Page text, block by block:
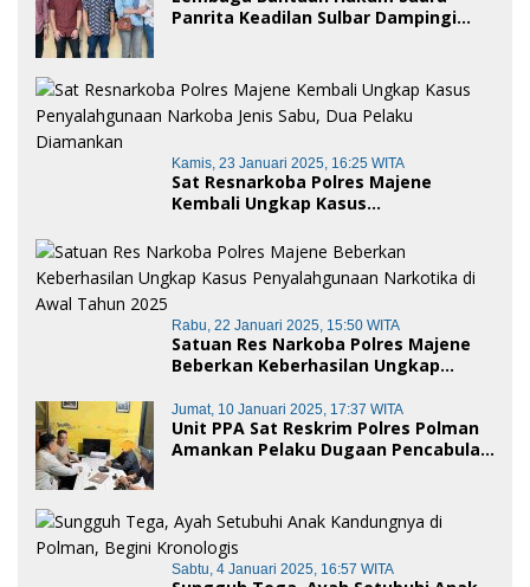
Panrita Keadilan Sulbar Dampingi
Polman
Kamis, 23 Januari 2025, 16:25 WITA
Sat Resnarkoba Polres Majene
Kembali Ungkap Kasus
Dua Pelaku Diamankan
Rabu, 22 Januari 2025, 15:50 WITA
Satuan Res Narkoba Polres Majene
Beberkan Keberhasilan Ungkap
Awal Tahun 2025
Jumat, 10 Januari 2025, 17:37 WITA
Unit PPA Sat Reskrim Polres Polman
Amankan Pelaku Dugaan Pencabulan
Sabtu, 4 Januari 2025, 16:57 WITA